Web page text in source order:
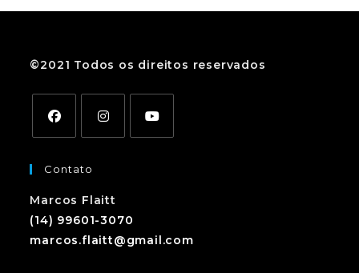
©2021 Todos os direitos reservados
Contato
Marcos Flaitt
(14) 99601-3070
marcos.flaitt@gmail.com